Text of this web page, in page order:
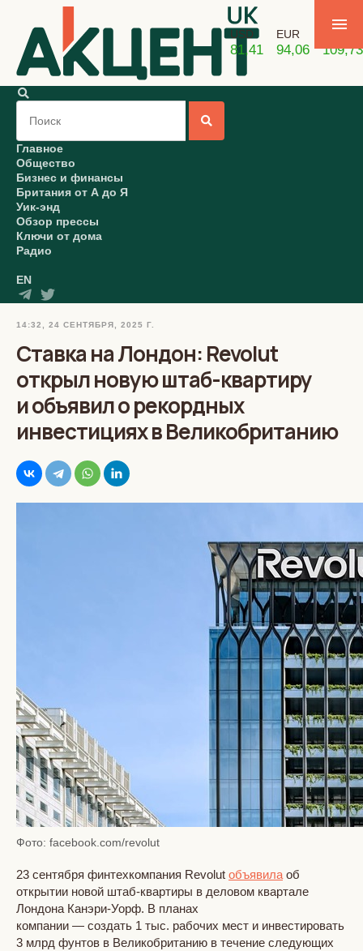
USD
81,41
EUR
94,06 109,73
Главное
Общество
Бизнес и финансы
Британия от А до Я
Уик-энд
Обзор прессы
Ключи от дома
Радио
EN
14:32, 24 СЕНТЯБРЯ, 2025 Г.
Ставка на Лондон: Revolut
открыл новую штаб-квартиру
и объявил о рекордных
инвестициях в Великобританию
Фото: facebook.com/revolut
23 сентября финтехкомпания Revolut объявила об
открытии новой штаб-квартиры в деловом квартале
Лондона Канэри-Уорф. В планах
компании — создать 1 тыс. рабочих мест и инвестировать
3 млрд фунтов в Великобританию в течение следующих